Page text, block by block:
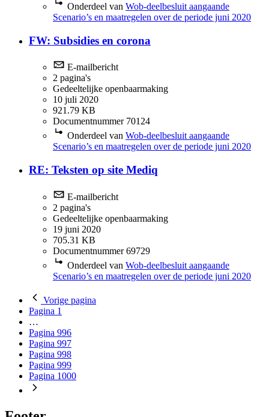
Onderdeel van Wob-deelbesluit aangaande
Scenario’s en maatregelen over de periode juni 2020
FW: Subsidies en corona
E-mailbericht
2 pagina's
Gedeeltelijke openbaarmaking
10 juli 2020
921.79 KB
Documentnummer 70124
Onderdeel van Wob-deelbesluit aangaande
Scenario’s en maatregelen over de periode juni 2020
RE: Teksten op site Mediq
E-mailbericht
2 pagina's
Gedeeltelijke openbaarmaking
19 juni 2020
705.31 KB
Documentnummer 69729
Onderdeel van Wob-deelbesluit aangaande
Scenario’s en maatregelen over de periode juni 2020
Vorige pagina
Pagina 1
…
Pagina 996
Pagina 997
Pagina 998
Pagina 999
Pagina 1000